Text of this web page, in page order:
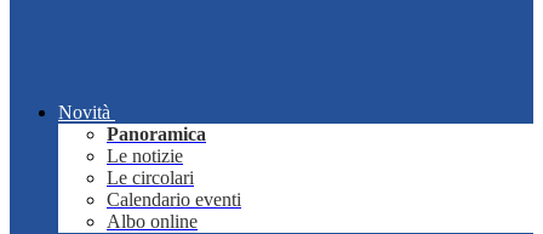
Novità
Panoramica
Le notizie
Le circolari
Calendario eventi
Albo online